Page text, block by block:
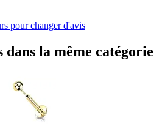
pour changer d'avis
la même catégorie